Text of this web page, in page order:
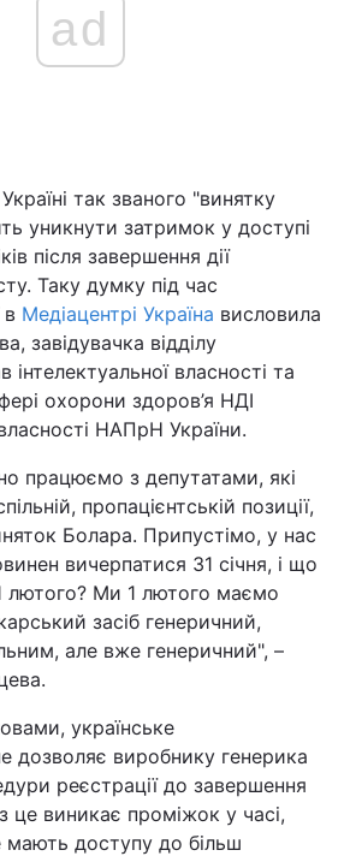
ad
так званого "винятку
уникнути затримок у доступі
після завершення дії
Таку думку під час
в Медіацентрі Україна висловила
завідувачка відділу
інтелектуальної власності та
охорони здоров’я НДІ
НАПрН України.
працюємо з депутатами, які
пропацієнтській позиції,
Болара. Припустімо, у нас
вичерпатися 31 січня, і що
Ми 1 лютого маємо
засіб генеричний,
але вже генеричний", –
українське
дозволяє виробнику генерика
реєстрації до завершення
це виникає проміжок у часі,
мають доступу до більш